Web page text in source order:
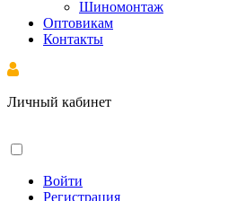
Шиномонтаж
Оптовикам
Контакты
Личный кабинет
Войти
Регистрация